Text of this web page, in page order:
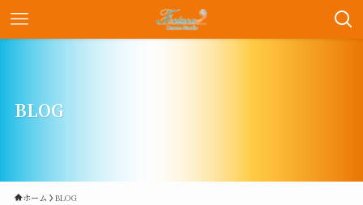
BLOG
ホーム BLOG